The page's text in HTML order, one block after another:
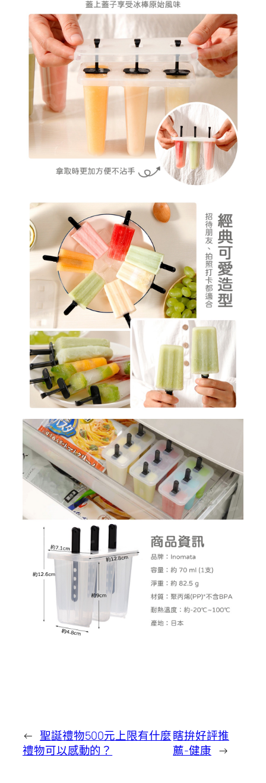
← 聖誕禮物500元上限有什麼
禮物可以感動的？
瞎拚好評推
薦-健康 →